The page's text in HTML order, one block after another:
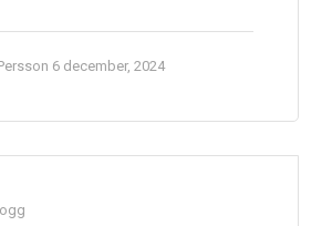
6 december, 2024